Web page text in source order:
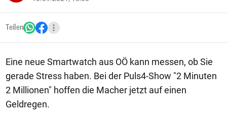
Teilen
Eine neue Smartwatch aus OÖ kann messen, ob Sie
gerade Stress haben. Bei der Puls4-Show "2 Minuten
2 Millionen" hoffen die Macher jetzt auf einen
Geldregen.